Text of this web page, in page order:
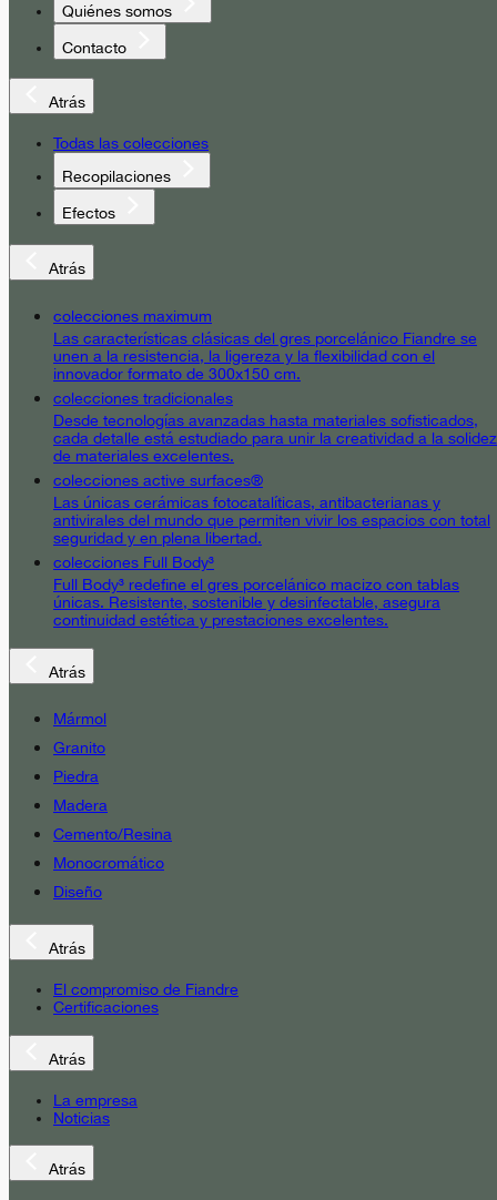
Quiénes somos
Contacto
Atrás
Todas las colecciones
Recopilaciones
Efectos
Atrás
colecciones maximum
Las características clásicas del gres porcelánico Fiandre se
unen a la resistencia, la ligereza y la flexibilidad con el
innovador formato de 300x150 cm.
colecciones tradicionales
Desde tecnologías avanzadas hasta materiales sofisticados,
cada detalle está estudiado para unir la creatividad a la solidez
de materiales excelentes.
colecciones active surfaces®
Las únicas cerámicas fotocatalíticas, antibacterianas y
antivirales del mundo que permiten vivir los espacios con total
seguridad y en plena libertad.
colecciones Full Body³
Full Body³ redefine el gres porcelánico macizo con tablas
únicas. Resistente, sostenible y desinfectable, asegura
continuidad estética y prestaciones excelentes.
Atrás
Mármol
Granito
Piedra
Madera
Cemento/Resina
Monocromático
Diseño
Atrás
El compromiso de Fiandre
Certificaciones
Atrás
La empresa
Noticias
Atrás